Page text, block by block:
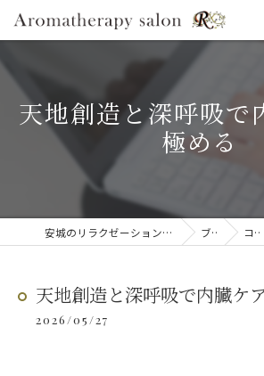
天地創造と深呼吸で
極める
安城のリラクゼーションならAromatherapy salon R ブログ コラム
天地創造と深呼吸で内臓ケ
2026/05/27